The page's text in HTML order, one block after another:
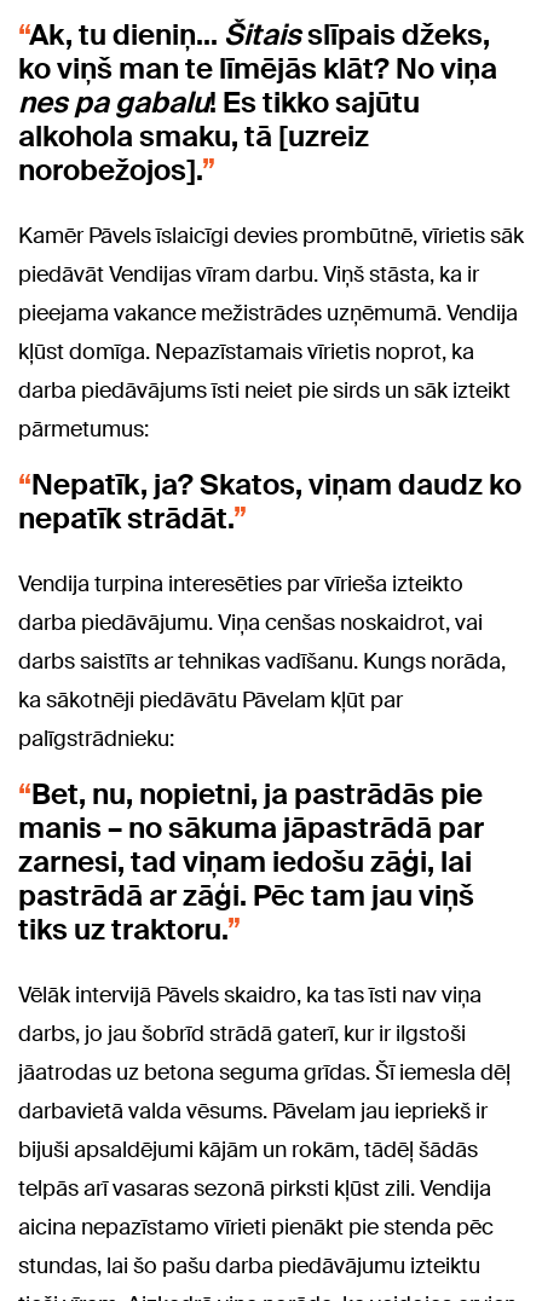
Ak, tu dieniņ... Šitaisslīpais džeks,
ko viņš man te līmējās klāt? No viņa
nes pa gabalu! Es tikko sajūtu
alkohola smaku, tā [uzreiz
norobežojos].
Kamēr Pāvels īslaicīgi devies prombūtnē, vīrietis sāk
piedāvāt Vendijas vīram darbu. Viņš stāsta, ka ir
pieejama vakance mežistrādes uzņēmumā. Vendija
kļūst domīga. Nepazīstamais vīrietis noprot, ka
darba piedāvājums īsti neiet pie sirds un sāk izteikt
pārmetumus:
Nepatīk, ja? Skatos, viņam daudz ko
nepatīk strādāt.
Vendija turpina interesēties par vīrieša izteikto
darba piedāvājumu. Viņa cenšas noskaidrot, vai
darbs saistīts ar tehnikas vadīšanu. Kungs norāda,
ka sākotnēji piedāvātu Pāvelam kļūt par
palīgstrādnieku:
Bet, nu, nopietni, ja pastrādās pie
manis – no sākuma jāpastrādā par
zarnesi, tad viņam iedošu zāģi, lai
pastrādā ar zāģi. Pēc tam jau viņš
tiks uz traktoru.
Vēlāk intervijā Pāvels skaidro, ka tas īsti nav viņa
darbs, jo jau šobrīd strādā gaterī, kur ir ilgstoši
jāatrodas uz betona seguma grīdas. Šī iemesla dēļ
darbavietā valda vēsums. Pāvelam jau iepriekš ir
bijuši apsaldējumi kājām un rokām, tādēļ šādās
telpās arī vasaras sezonā pirksti kļūst zili. Vendija
aicina nepazīstamo vīrieti pienākt pie stenda pēc
stundas, lai šo pašu darba piedāvājumu izteiktu